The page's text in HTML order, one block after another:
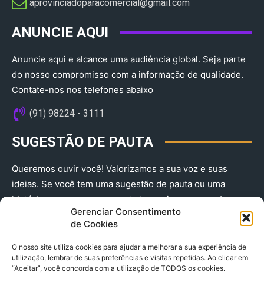
Gerenciar Consentimento
de Cookies
O nosso site utiliza cookies para ajudar a melhorar a sua experiência de
utilização, lembrar de suas preferências e visitas repetidas. Ao clicar em
“Aceitar”, você concorda com a utilização de TODOS os cookies.
aprovinciadoparacomercial@gmail.com​
ANUNCIE AQUI
Anuncie aqui e alcance uma audiência global. Seja parte
do nosso compromisso com a informação de qualidade.
Contate-nos nos telefones abaixo
(91) 98224 - 3111
SUGESTÃO DE PAUTA
Queremos ouvir você! Valorizamos a sua voz e suas
ideias. Se você tem uma sugestão de pauta ou uma
história que merece ser contada, envie-nos agora!
(91) 98224 - 3111